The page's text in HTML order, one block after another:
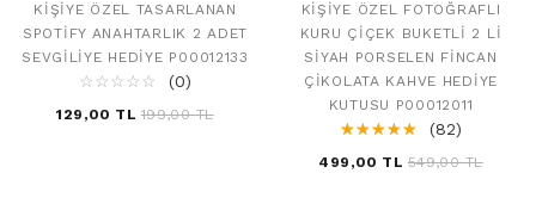
KIŞIYE ÖZEL TASARLANAN
SPOTIFY ANAHTARLIK 2 ADET
SEVGILIYE HEDIYE P00012133
☆ ☆ ☆ ☆ ☆
★ ★ ★ ★ ★ (0)
129,00 TL 199,00 TL
KIŞIYE ÖZEL FOTOĞRAFLI
KURU ÇIÇEK BUKETLI 2 LI
SIYAH PORSELEN FINCAN
ÇIKOLATA KAHVE HEDIYE
KUTUSU P00012011
☆☆☆☆☆
★★★★★ (82)
499,00 TL 549,00 TL